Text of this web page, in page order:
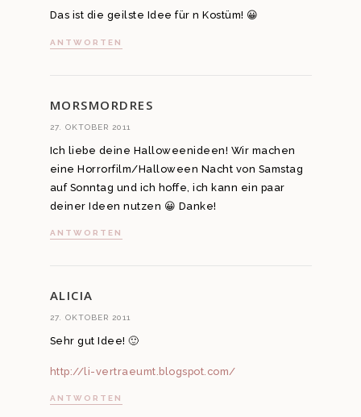
Das ist die geilste Idee für n Kostüm! 😀
ANTWORTEN
MORSMORDRES
27. OKTOBER 2011
Ich liebe deine Halloweenideen! Wir machen
eine Horrorfilm/Halloween Nacht von Samstag
auf Sonntag und ich hoffe, ich kann ein paar
deiner Ideen nutzen 😀 Danke!
ANTWORTEN
ALICIA
27. OKTOBER 2011
Sehr gut Idee! 🙂
http://li-vertraeumt.blogspot.com/
ANTWORTEN